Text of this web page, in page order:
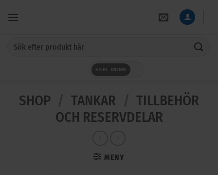
EXKL MOMS
SHOP TANKAR
TILLBEHÖR
OCH RESERVDELAR
MENY